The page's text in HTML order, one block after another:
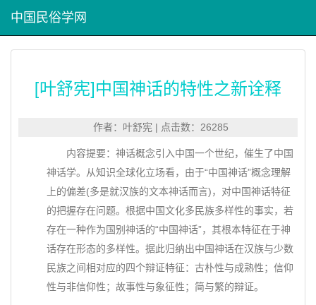
中国民俗学网
[叶舒宪]中国神话的特性之新诠释
作者：叶舒宪 | 点击数：26285
内容提要：神话概念引入中国一个世纪，催生了中国
神话学。从知识全球化立场看，由于“中国神话”概念理解
上的偏差(多是就汉族的文本神话而言)，对中国神话特征
的把握存在问题。根据中国文化多民族多样性的事实，若
存在一种作为国别神话的“中国神话”，其根本特征在于神
话存在形态的多样性。据此归纳出中国神话在汉族与少数
民族之间相对应的四个辩证特征：古朴性与成熟性；信仰
性与非信仰性；故事性与象征性；简与繁的辩证。